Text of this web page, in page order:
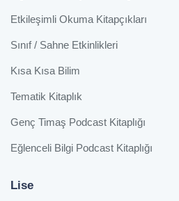
Etkileşimli Okuma Kitapçıkları
Sınıf / Sahne Etkinlikleri
Kısa Kısa Bilim
Tematik Kitaplık
Genç Timaş Podcast Kitaplığı
Eğlenceli Bilgi Podcast Kitaplığı
Lise